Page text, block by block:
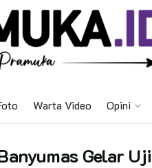
Warta Video Opini
Gelar